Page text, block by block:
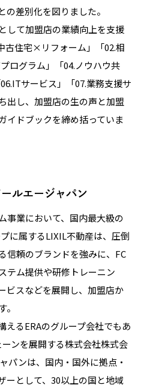
の差別化を図りました。
して加盟店の業績向上を支援
古住宅×リフォーム」「02.相
ログラム」「04.ノウハウ共
サービス」「07.業務支援サ
出し、加盟店の生の声と加盟
イドブックを締め括っていま
ルエージャパン
事業において、国内最大級の
に属するLIXIL不動産は、圧倒
信頼のブランドを強みに、FC
テム提供や研修トレーニン
ビスなどを展開し、加盟店か
えるERAのグループ会社でもあ
ンを展開する株式会社株式会
パンは、国内・国外に拠点・
ーとして、30以上の国と地域